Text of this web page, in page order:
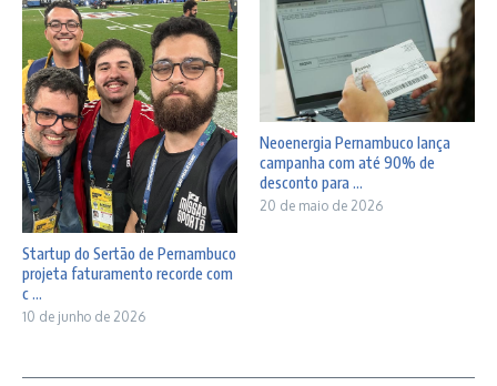
Startup do Sertão de Pernambuco
projeta faturamento recorde com
c ...
10 de junho de 2026
Neoenergia Pernambuco lança
campanha com até 90% de
desconto para ...
20 de maio de 2026